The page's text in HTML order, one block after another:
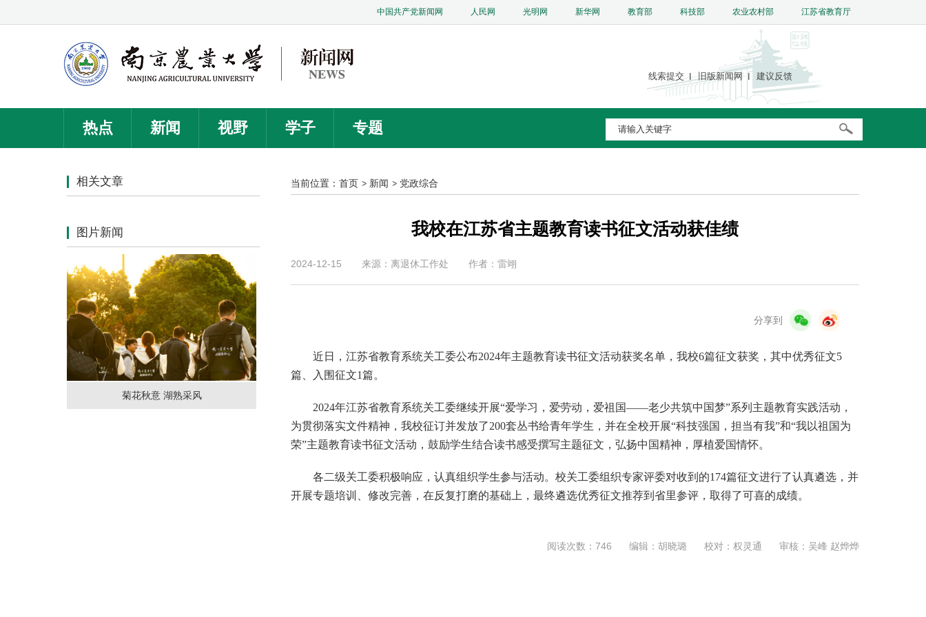
中国共产党新闻网 人民网 光明网 新华网 教育部 科技部 农业农村部 江苏省教育厅
线索提交 旧版新闻网 建议反馈
热点 新闻 视野 学子 专题
相关文章
图片新闻
菊花秋意 湖熟采风
当前位置： 首页 新闻 党政综合
我校在江苏省主题教育读书征文活动获佳绩
2024-12-15 来源：离退休工作处 作者：雷翊
分享到
近日，江苏省教育系统关工委公布2024年主题教育读书征文活动获奖名单，我校6篇征文获奖，其中优秀征文5
篇、入围征文1篇。
2024年江苏省教育系统关工委继续开展“爱学习，爱劳动，爱祖国——老少共筑中国梦”系列主题教育实践活动，
为贯彻落实文件精神，我校征订并发放了200套丛书给青年学生，并在全校开展“科技强国，担当有我”和“我以祖国为
荣”主题教育读书征文活动，鼓励学生结合读书感受撰写主题征文，弘扬中国精神，厚植爱国情怀。
各二级关工委积极响应，认真组织学生参与活动。校关工委组织专家评委对收到的174篇征文进行了认真遴选，并
开展专题培训、修改完善，在反复打磨的基础上，最终遴选优秀征文推荐到省里参评，取得了可喜的成绩。
审核：吴峰 赵烨烨
校对：权灵通
编辑：胡晓璐
阅读次数： 746